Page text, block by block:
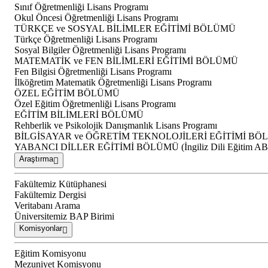
Sınıf Öğretmenliği Lisans Programı
Okul Öncesi Öğretmenliği Lisans Programı
TÜRKÇE ve SOSYAL BİLİMLER EĞİTİMİ BÖLÜMÜ
Türkçe Öğretmenliği Lisans Programı
Sosyal Bilgiler Öğretmenliği Lisans Programı
MATEMATİK ve FEN BİLİMLERİ EĞİTİMİ BÖLÜMÜ
Fen Bilgisi Öğretmenliği Lisans Programı
İlköğretim Matematik Öğretmenliği Lisans Programı
ÖZEL EĞİTİM BÖLÜMÜ
Özel Eğitim Öğretmenliği Lisans Programı
EĞİTİM BİLİMLERİ BÖLÜMÜ
Rehberlik ve Psikolojik Danışmanlık Lisans Programı
BİLGİSAYAR ve ÖĞRETİM TEKNOLOJİLERİ EĞİTİMİ
YABANCI DİLLER EĞİTİMİ BÖLÜMÜ (İngiliz Dili Eğitim
Araştırma
Fakültemiz Kütüphanesi
Fakültemiz Dergisi
Veritabanı Arama
Üniversitemiz BAP Birimi
Komisyonlar
Eğitim Komisyonu
Mezuniyet Komisyonu